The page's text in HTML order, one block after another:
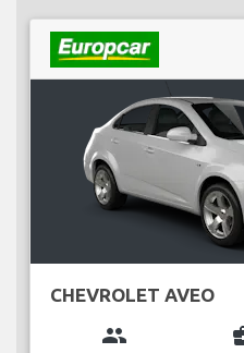
CHEVROLET AVEO
group